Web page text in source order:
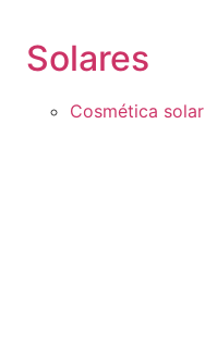
Solares
Cosmética solar